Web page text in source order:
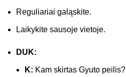
Reguliariai galąskite.
Laikykite sausoje vietoje.
DUK:
K: Kam skirtas Gyuto peilis?